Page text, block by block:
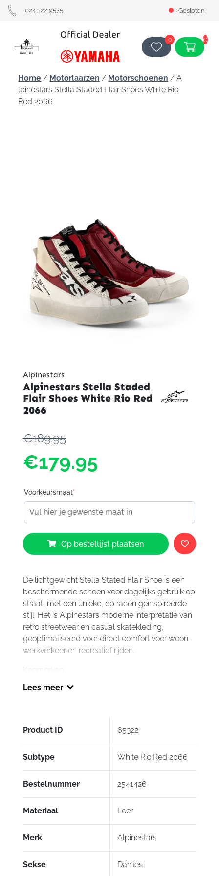
024 322 9575 Gesloten
0 0
Home / Motorlaarzen / Motorschoenen / A
lpinestars Stella Staded Flair Shoes White Rio
Red 2066
Alpinestars
Alpinestars Stella Staded
Flair Shoes White Rio Red
2066
€189.95
€179.95
Voorkeursmaat*
Alpinestars
Stella
Staded
Shoes
White
Rio
Red
2066
aantal
Op bestellijst plaatsen
De lichtgewicht Stella Stated Flair Shoe is een
beschermende schoen voor dagelijks gebruik op
straat, met een unieke, op racen geïnspireerde
stijl. Het is Alpinestars moderne interpretatie van
retro streetwear en casual skatekleding,
geoptimaliseerd voor direct comfort voor woon-
werkverkeer en recreatief rijden.
Speciaal voor vrouwen ontworpen pasvorm
zorgen voor een authentieke uitstraling die
Het Alpinestars Transversal Protection
Frame (TPF) beschermt de enkels zonder
het loopcomfort te beperken.
aantrekken en een veilige, hoge pasvorm.
Enkelbeschermers van TPU met dubbele
dichtheid bieden uitgebreide bescherming
Lees meer
Product ID 65322
Subtype White Rio Red 2066
Bestelnummer 2541426
Materiaal Leer
Merk Alpinestars
Sekse Dames